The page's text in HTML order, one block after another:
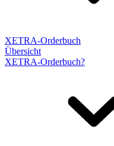
XETRA-Orderbuch
Übersicht
XETRA-Orderbuch?